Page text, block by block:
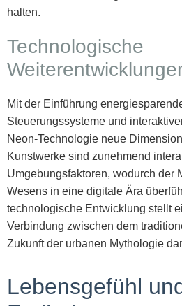
halten.
Technologische
Mit der Einführung
Steuerungssysteme und
Neon-Technologie neue
Kunstwerke sind zunehmend
Umgebungsfaktoren, wodurch der
Wesens in eine digitale Ära
technologische Entwicklung stellt
Verbindung zwischen dem
Zukunft der urbanen Mythologie
Lebensgefühl